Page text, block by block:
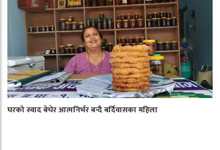
घरको स्वाद बेचेर आत्मनिर्भर बन्दै बर्दिवासका महिला